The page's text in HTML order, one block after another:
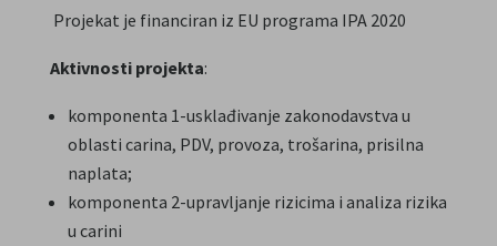
Projekat je financiran iz EU programa IPA 2020
Aktivnosti projekta:
komponenta 1-usklađivanje zakonodavstva u
oblasti carina, PDV, provoza, trošarina, prisilna
naplata;
komponenta 2-upravljanje rizicima i analiza rizika
u carini